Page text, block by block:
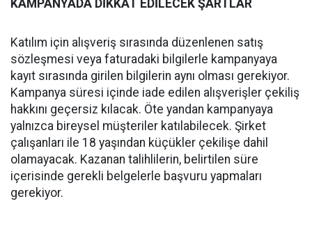
KAMPANYADA DİKKAT EDİLECEK ŞARTLAR
Katılım için alışveriş sırasında düzenlenen satış
sözleşmesi veya faturadaki bilgilerle kampanyaya
kayıt sırasında girilen bilgilerin aynı olması gerekiyor.
Kampanya süresi içinde iade edilen alışverişler çekiliş
hakkını geçersiz kılacak. Öte yandan kampanyaya
yalnızca bireysel müşteriler katılabilecek. Şirket
çalışanları ile 18 yaşından küçükler çekilişe dahil
olamayacak. Kazanan talihlilerin, belirtilen süre
içerisinde gerekli belgelerle başvuru yapmaları
gerekiyor.